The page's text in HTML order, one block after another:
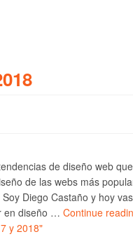
de diseño web
de las webs más
Diego Castaño y hoy
en diseño … Continue
y 2018"